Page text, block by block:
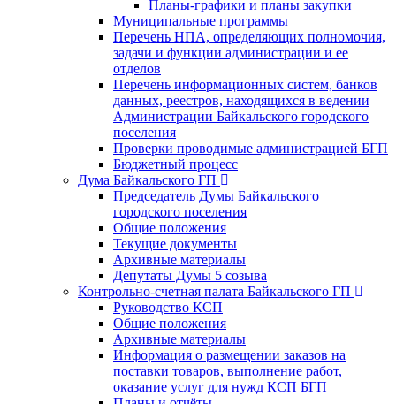
Планы-графики и планы закупки
Муниципальные программы
Перечень НПА, определяющих полномочия,
задачи и функции администрации и ее
отделов
Перечень информационных систем, банков
данных, реестров, находящихся в ведении
Администрации Байкальского городского
поселения
Проверки проводимые администрацией БГП
Бюджетный процесс
Дума Байкальского ГП
Председатель Думы Байкальского
городского поселения
Общие положения
Текущие документы
Архивные материалы
Депутаты Думы 5 созыва
Контрольно-счетная палата Байкальского ГП
Руководство КСП
Общие положения
Архивные материалы
Информация о размещении заказов на
поставки товаров, выполнение работ,
оказание услуг для нужд КСП БГП